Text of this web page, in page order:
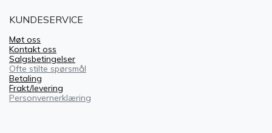
KUNDESERVICE
Møt oss
Kontakt oss
Salgsbetingelser
Ofte stilte spørsmål
Betaling
Frakt/levering
Personvernerklæring